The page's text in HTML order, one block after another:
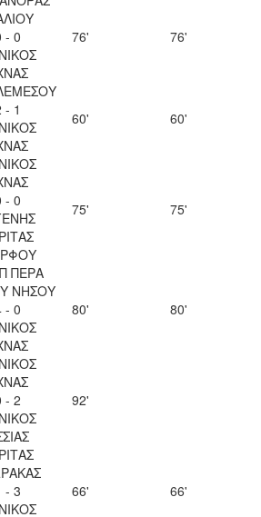
- 0
76' 76'
- 1
60' 60'
- 0
75' 75'
ΠΕΡΑ
ΝΗΣΟΥ
- 0
80' 80'
- 2
92'
- 3
66' 66'